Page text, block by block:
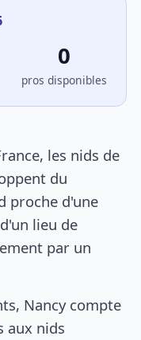
0
pros disponibles
les nids de
du
proche d'une
lieu de
par un
Nancy compte
aux nids